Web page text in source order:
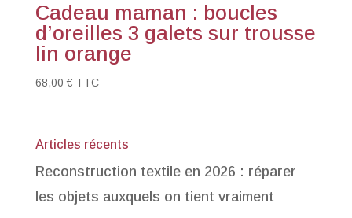
Cadeau maman : boucles
d’oreilles 3 galets sur trousse
lin orange
68,00€ TTC
Articles récents
Reconstruction textile en 2026 : réparer
les objets auxquels on tient vraiment